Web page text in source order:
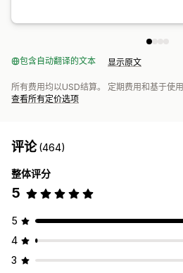
包含自动翻译的文本 显示原文
所有费用均以USD结算。 定期费用和基于使
查看所有定价选项
评论(464)
整体评分
5
5
4
3